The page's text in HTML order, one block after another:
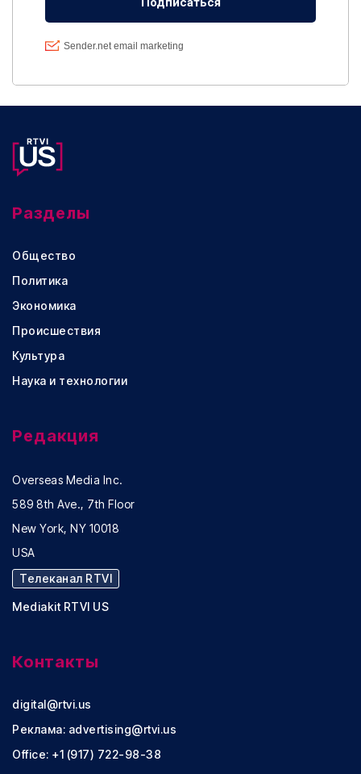
Разделы
Общество
Политика
Экономика
Происшествия
Культура
Наука и технологии
Редакция
Overseas Media Inc.
589 8th Ave., 7th Floor
New York, NY 10018
USA
Телеканал RTVI
Mediakit RTVI US
Контакты
digital@rtvi.us
Реклама: advertising@rtvi.us
Office: +1 (917) 722-98-38